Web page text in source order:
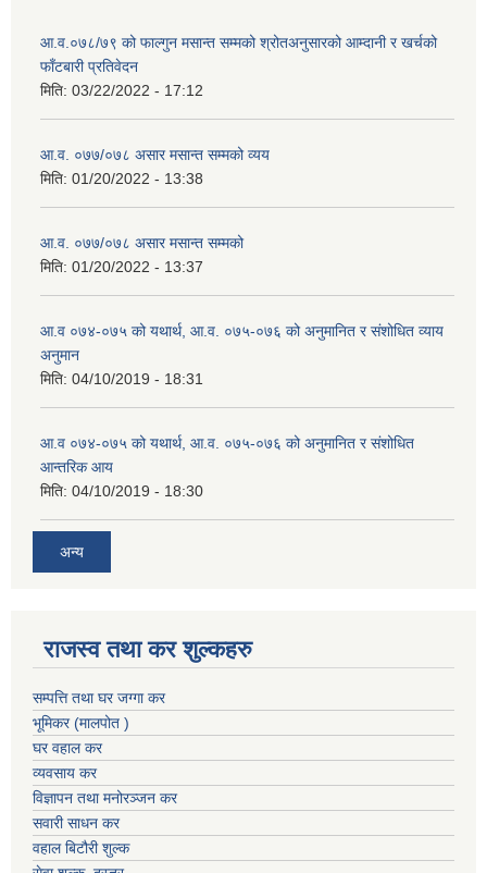
आ.व.०७८/७९ को फाल्गुन मसान्त सम्मको श्रोतअनुसारको आम्दानी र खर्चको
फाँटबारी प्रतिवेदन
मिति: 03/22/2022 - 17:12
आ.व. ०७७/०७८ असार मसान्त सम्मको व्यय
मिति: 01/20/2022 - 13:38
आ.व. ०७७/०७८ असार मसान्त सम्मको
मिति: 01/20/2022 - 13:37
आ.व ०७४-०७५ को यथार्थ, आ.व. ०७५-०७६ को अनुमानित र संशोधित व्याय
अनुमान
मिति: 04/10/2019 - 18:31
आ.व ०७४-०७५ को यथार्थ, आ.व. ०७५-०७६ को अनुमानित र संशोधित
आन्तरिक आय
मिति: 04/10/2019 - 18:30
अन्य
राजस्व तथा कर शुल्कहरु
सम्पत्ति तथा घर जग्गा कर
भूमिकर (मालपोत )
घर वहाल कर
व्यवसाय कर
विज्ञापन तथा मनोरञ्जन कर
सवारी साधन कर
वहाल बिटौरी शुल्क